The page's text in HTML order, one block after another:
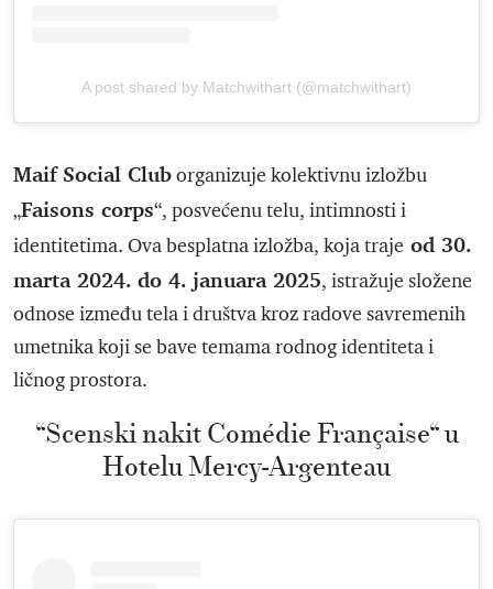
A post shared by Matchwithart (@matchwithart)
Maif Social Cluborganizuje kolektivnu izložbu
„Faisons corps“, posvećenu telu, intimnosti i
identitetima. Ova besplatna izložba, koja traje od 30.
marta 2024. do 4. januara 2025, istražuje složene
odnose između tela i društva kroz radove savremenih
umetnika koji se bave temama rodnog identiteta i
ličnog prostora.
“Scenski nakit Comédie Française“ u
Hotelu Mercy-Argenteau